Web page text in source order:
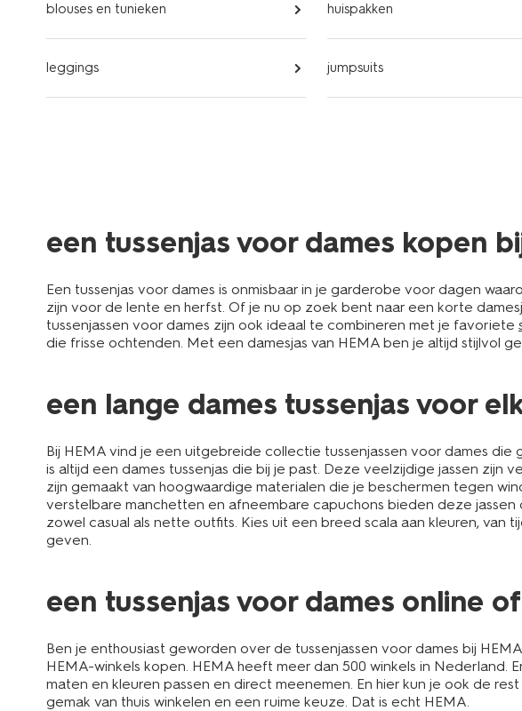
blouses en tunieken huispakken
leggings jumpsuits
een tussenjas voor dames kopen
Een tussenjas voor dames is onmisbaar in je garderobe voor dagen
zijn voor de lente en herfst. Of je nu op zoek bent naar een korte
tussenjassen voor dames zijn ook ideaal te combineren met je favoriete
die frisse ochtenden. Met een damesjas van HEMA ben je altijd stijlvol
een lange dames tussenjas voor
Bij HEMA vind je een uitgebreide collectie tussenjassen voor dames
is altijd een dames tussenjas die bij je past. Deze veelzijdige jassen zijn
zijn gemaakt van hoogwaardige materialen die je beschermen tegen
verstelbare manchetten en afneembare capuchons bieden deze
zowel casual als nette outfits. Kies uit een breed scala aan kleuren,
geven.
een tussenjas voor dames online
Ben je enthousiast geworden over de tussenjassen voor dames bij
HEMA-winkels kopen. HEMA heeft meer dan 500 winkels in Nederland.
maten en kleuren passen en direct meenemen. En hier kun je ook de
gemak van thuis winkelen en een ruime keuze. Dat is echt HEMA.